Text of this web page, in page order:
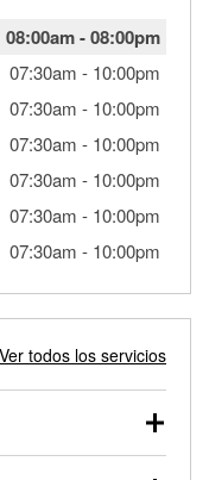
08:00am-08:00pm
07:30am - 10:00pm
07:30am - 10:00pm
07:30am - 10:00pm
07:30am - 10:00pm
07:30am - 10:00pm
07:30am - 10:00pm
Ver todos los servicios